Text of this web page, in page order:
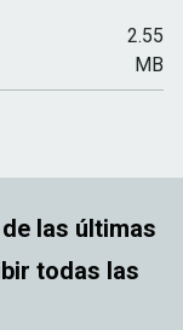
2.55
MB
las últimas
todas las